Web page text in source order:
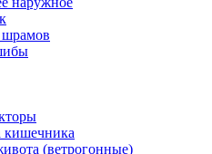
(ветрогонные)